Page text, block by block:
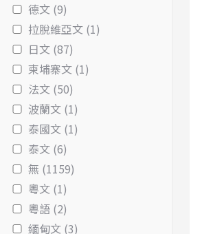
德文 (9)
拉脫維亞文 (1)
日文 (87)
柬埔寨文 (1)
法文 (50)
波蘭文 (1)
泰國文 (1)
泰文 (6)
無 (1159)
粵文 (1)
粵語 (2)
緬甸文 (3)